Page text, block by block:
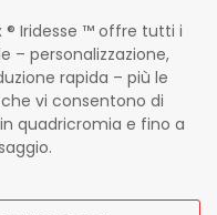
® Iridesse ™ offre tutti i
– personalizzazione,
rapida – più le
vi consentono di
quadricromia e fino a